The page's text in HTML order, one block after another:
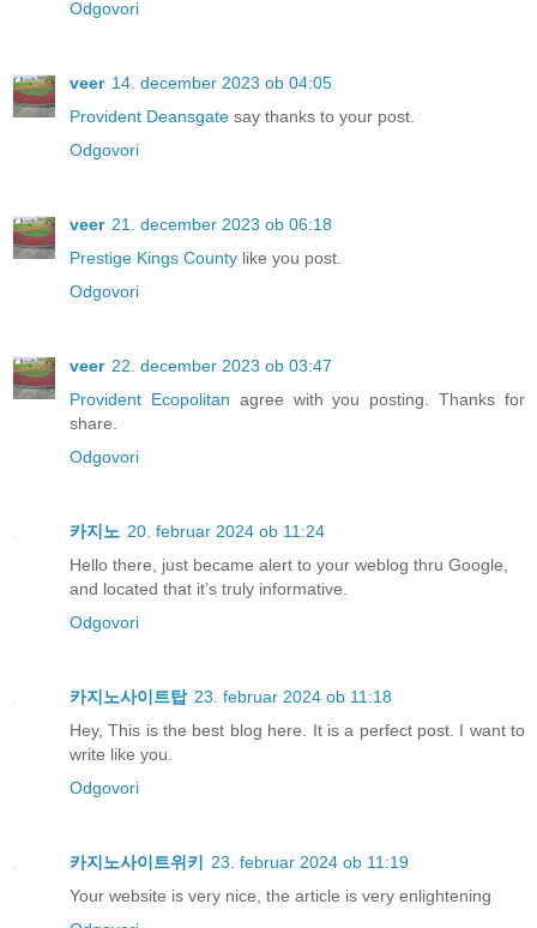
Odgovori
veer 14. december 2023 ob 04:05
Provident Deansgate say thanks to your post.
Odgovori
veer 21. december 2023 ob 06:18
Prestige Kings County like you post.
Odgovori
veer 22. december 2023 ob 03:47
Provident Ecopolitan agree with you posting. Thanks for
share.
Odgovori
카지노 20. februar 2024 ob 11:24
Hello there, just became alert to your weblog thru Google,
and located that it’s truly informative.
Odgovori
카지노사이트탑 23. februar 2024 ob 11:18
Hey, This is the best blog here. It is a perfect post. I want to
write like you.
Odgovori
카지노사이트위키 23. februar 2024 ob 11:19
Your website is very nice, the article is very enlightening